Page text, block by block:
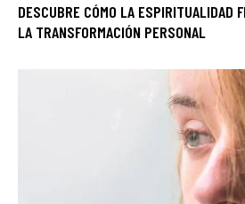
DESCUBRE CÓMO LA ESPIRITUALIDAD
LA TRANSFORMACIÓN PERSONAL